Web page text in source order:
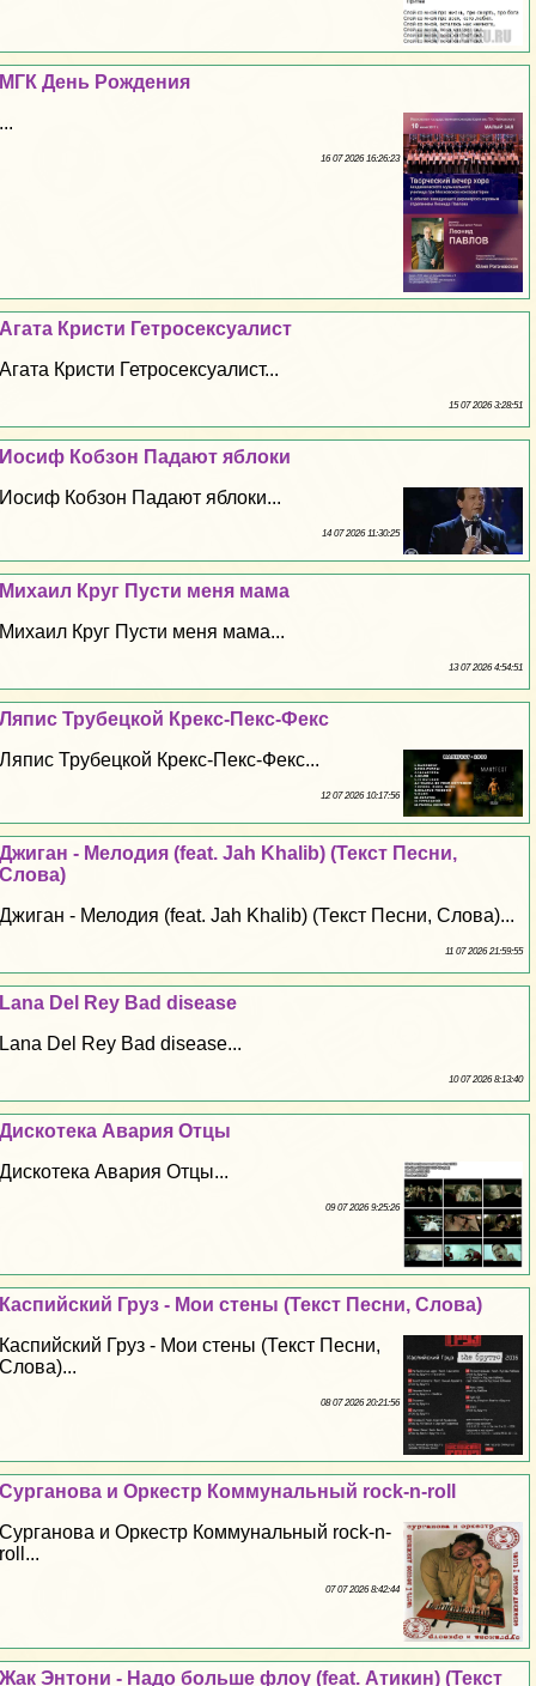
МГК День Рождения
...
16 07 2026 16:26:23
Агата Кристи Гетроceкcуалист
Агата Кристи Гетроceкcуалист...
15 07 2026 3:28:51
Иосиф Кобзон Падают яблоки
Иосиф Кобзон Падают яблоки...
14 07 2026 11:30:25
Михаил Круг Пусти меня мама
Михаил Круг Пусти меня мама...
13 07 2026 4:54:51
Ляпис Трубецкой Крекс-Пекс-Фекс
Ляпис Трубецкой Крекс-Пекс-Фекс...
12 07 2026 10:17:56
Джиган - Мелодия (feat. Jah Khalib) (Текст Песни,
Слова)
Джиган - Мелодия (feat. Jah Khalib) (Текст Песни, Слова)...
11 07 2026 21:59:55
Lana Del Rey Bad disease
Lana Del Rey Bad disease...
10 07 2026 8:13:40
Дискотека Авария Отцы
Дискотека Авария Отцы...
09 07 2026 9:25:26
Каспийский Груз - Мои стены (Текст Песни, Слова)
Каспийский Груз - Мои стены (Текст Песни,
Слова)...
08 07 2026 20:21:56
Сурганова и Оркестр Коммунальный rock-n-roll
Сурганова и Оркестр Коммунальный rock-n-
roll...
07 07 2026 8:42:44
Жак Энтони - Надо больше флоу (feat. Атикин) (Текст